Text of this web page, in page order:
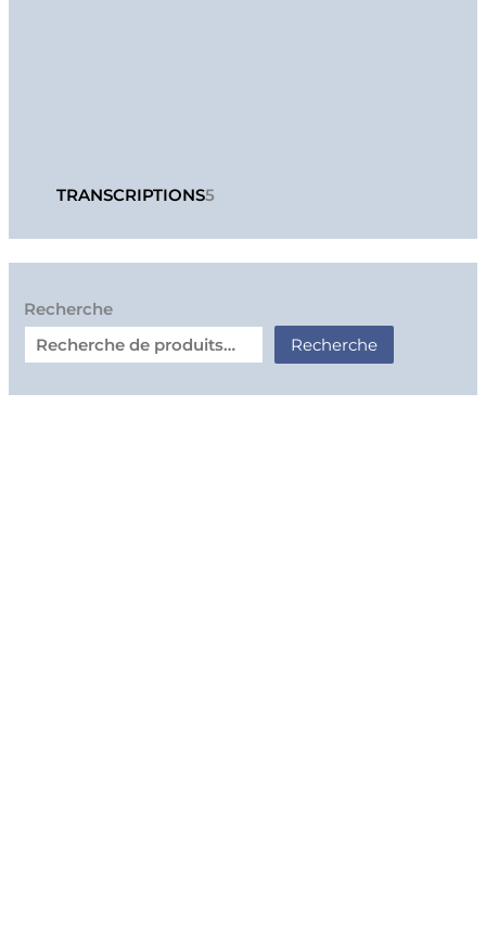
TRANSCRIPTIONS5
Recherche
Recherche